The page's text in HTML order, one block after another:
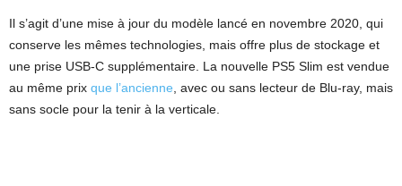
Il s’agit d’une mise à jour du modèle lancé en novembre 2020, qui
conserve les mêmes technologies, mais offre plus de stockage et
une prise USB-C supplémentaire. La nouvelle PS5 Slim est vendue
au même prix que l’ancienne , avec ou sans lecteur de Blu-ray, mais
sans socle pour la tenir à la verticale.